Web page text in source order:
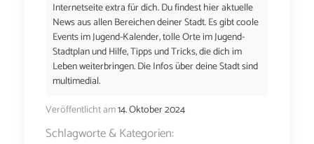
Internetseite extra für dich. Du findest hier aktuelle
News aus allen Bereichen deiner Stadt. Es gibt coole
Events im Jugend-Kalender, tolle Orte im Jugend-
Stadtplan und Hilfe, Tipps und Tricks, die dich im
Leben weiterbringen. Die Infos über deine Stadt sind
multimedial.
Veröffentlicht am14. Oktober 2024
Schlagworte & Kategorien: